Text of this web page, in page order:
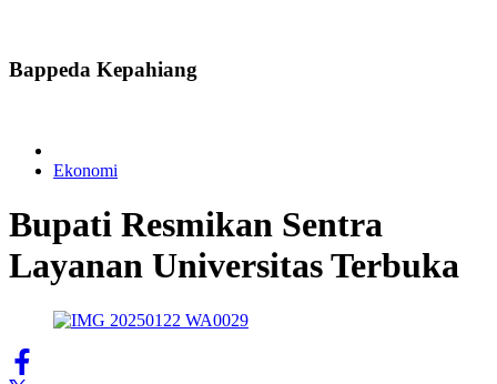
Bappeda Kepahiang
Ekonomi
Bupati Resmikan Sentra
Layanan Universitas Terbuka